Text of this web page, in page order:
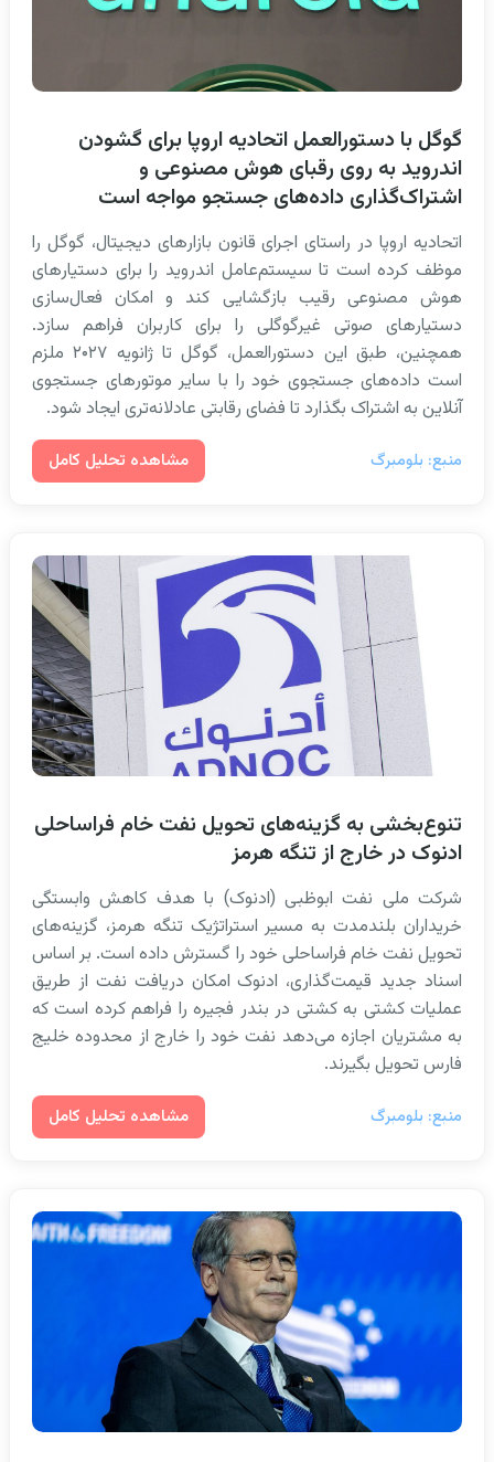
گوگل با دستورالعمل اتحادیه اروپا برای گشودن
اندروید به روی رقبای هوش مصنوعی و
اشتراک‌گذاری داده‌های جستجو مواجه است
اتحادیه اروپا در راستای اجرای قانون بازارهای دیجیتال، گوگل را
موظف کرده است تا سیستم‌عامل اندروید را برای دستیارهای
هوش مصنوعی رقیب بازگشایی کند و امکان فعال‌سازی
دستیارهای صوتی غیرگوگلی را برای کاربران فراهم سازد.
همچنین، طبق این دستورالعمل، گوگل تا ژانویه ۲۰۲۷ ملزم
است داده‌های جستجوی خود را با سایر موتورهای جستجوی
آنلاین به اشتراک بگذارد تا فضای رقابتی عادلانه‌تری ایجاد شود.
منبع: بلومبرگ مشاهده تحلیل کامل
تنوع‌بخشی به گزینه‌های تحویل نفت خام فراساحلی
ادنوک در خارج از تنگه هرمز
شرکت ملی نفت ابوظبی (ادنوک) با هدف کاهش وابستگی
خریداران بلندمدت به مسیر استراتژیک تنگه هرمز، گزینه‌های
تحویل نفت خام فراساحلی خود را گسترش داده است. بر اساس
اسناد جدید قیمت‌گذاری، ادنوک امکان دریافت نفت از طریق
عملیات کشتی به کشتی در بندر فجیره را فراهم کرده است که
به مشتریان اجازه می‌دهد نفت خود را خارج از محدوده خلیج
فارس تحویل بگیرند.
منبع: بلومبرگ مشاهده تحلیل کامل